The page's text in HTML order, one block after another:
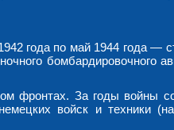
года по май 1944 года —
бомбардировочного
фронтах. За годы войны
войск и техники